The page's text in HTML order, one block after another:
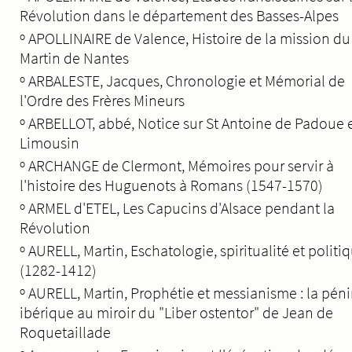
Révolution dans le département des Basses-Alpes
ºAPOLLINAIRE de Valence, Histoire de la mission du
Martin de Nantes
ºARBALESTE, Jacques, Chronologie et Mémorial de
l'Ordre des Frères Mineurs
ºARBELLOT, abbé, Notice sur St Antoine de Padoue
Limousin
ºARCHANGE de Clermont, Mémoires pour servir à
l'histoire des Huguenots à Romans (1547-1570)
ºARMEL d'ETEL, Les Capucins d'Alsace pendant la
Révolution
ºAURELL, Martin, Eschatologie, spiritualité et
(1282-1412)
ºAURELL, Martin, Prophétie et messianisme : la
ibérique au miroir du "Liber ostentor" de Jean de
Roquetaillade